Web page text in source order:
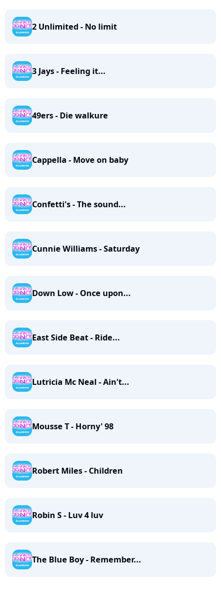
2 Unlimited - No limit
3 Jays - Feeling it...
49ers - Die walkure
Cappella - Move on baby
Confetti's - The sound...
Cunnie Williams - Saturday
Down Low - Once upon...
East Side Beat - Ride...
Lutricia Mc Neal - Ain't...
Mousse T - Horny' 98
Robert Miles - Children
Robin S - Luv 4 luv
The Blue Boy - Remember...